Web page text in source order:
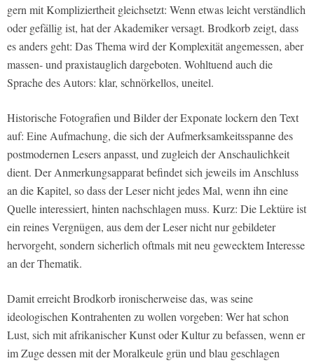
gern mit Kompliziertheit gleichsetzt: Wenn etwas leicht verständlich
oder gefällig ist, hat der Akademiker versagt. Brodkorb zeigt, dass
es anders geht: Das Thema wird der Komplexität angemessen, aber
massen- und praxistauglich dargeboten. Wohltuend auch die
Sprache des Autors: klar, schnörkellos, uneitel.
Historische Fotografien und Bilder der Exponate lockern den Text
auf: Eine Aufmachung, die sich der Aufmerksamkeitsspanne des
postmodernen Lesers anpasst, und zugleich der Anschaulichkeit
dient. Der Anmerkungsapparat befindet sich jeweils im Anschluss
an die Kapitel, so dass der Leser nicht jedes Mal, wenn ihn eine
Quelle interessiert, hinten nachschlagen muss. Kurz: Die Lektüre ist
ein reines Vergnügen, aus dem der Leser nicht nur gebildeter
hervorgeht, sondern sicherlich oftmals mit neu gewecktem Interesse
an der Thematik.
Damit erreicht Brodkorb ironischerweise das, was seine
ideologischen Kontrahenten zu wollen vorgeben: Wer hat schon
Lust, sich mit afrikanischer Kunst oder Kultur zu befassen, wenn er
im Zuge dessen mit der Moralkeule grün und blau geschlagen